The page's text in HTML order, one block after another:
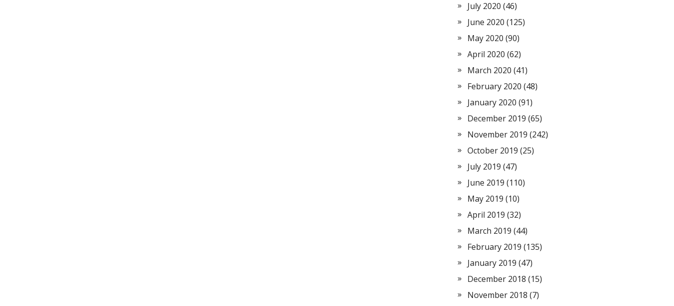
July 2020 (46)
June 2020 (125)
May 2020 (90)
April 2020 (62)
March 2020 (41)
February 2020 (48)
January 2020 (91)
December 2019 (65)
November 2019 (242)
October 2019 (25)
July 2019 (47)
June 2019 (110)
May 2019 (10)
April 2019 (32)
March 2019 (44)
February 2019 (135)
January 2019 (47)
December 2018 (15)
November 2018 (7)